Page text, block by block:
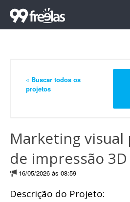
« Buscar todos os
projetos
Marketing visual
de impressão 3D
16/05/2026 às 08:59
Descrição do Projeto: